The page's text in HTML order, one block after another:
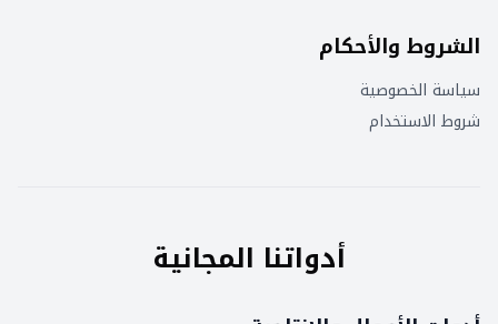
الشروط والأحكام
سياسة الخصوصية
شروط الاستخدام
أدواتنا المجانية